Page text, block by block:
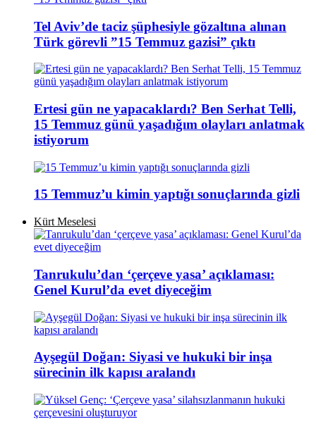
Tel Aviv’de taciz şüphesiyle gözaltına alınan
Türk görevli ”15 Temmuz gazisi” çıktı
Ertesi gün ne yapacaklardı? Ben Serhat Telli,
15 Temmuz günü yaşadığım olayları anlatmak
istiyorum
15 Temmuz’u kimin yaptığı sonuçlarında gizli
Kürt Meselesi
Tanrukulu’dan ‘çerçeve yasa’ açıklaması:
Genel Kurul’da evet diyeceğim
Ayşegül Doğan: Siyasi ve hukuki bir inşa
sürecinin ilk kapısı aralandı